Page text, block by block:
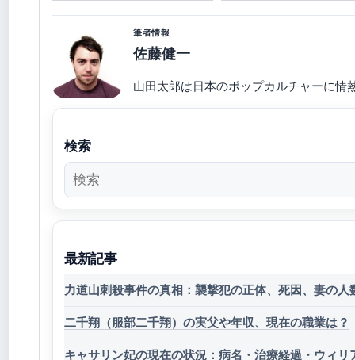
筆者情報
佐藤健一
山田太郎は日本のポップカルチャーに情
検索
最新記事
力道山刺殺事件の真相：襲撃犯の正体、死因、妻の
二千翔（服部二千翔）の実父や年収、現在の職業は？
キャサリン妃の現在の状況：病名・治療経過・ウィ